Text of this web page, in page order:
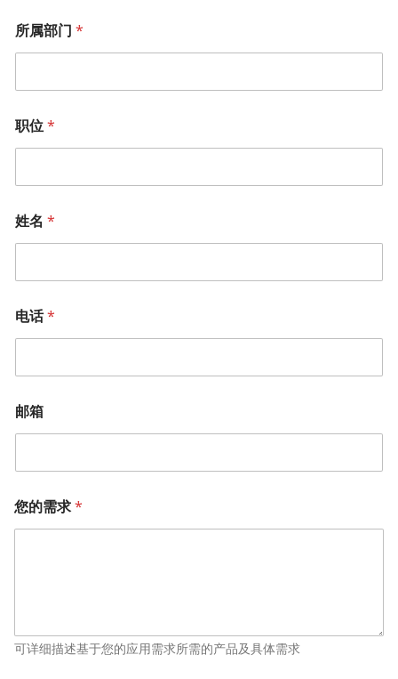
所属部门 *
职位*
姓名 *
电话*
邮箱
您的需求*
可详细描述基于您的应用需求所需的产品及具体需求